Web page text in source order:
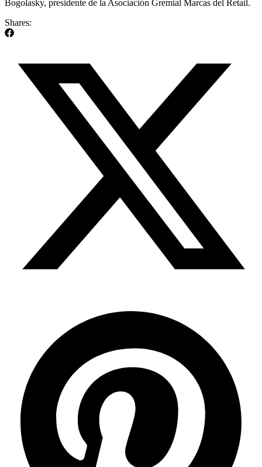
Bogolasky, presidente de la Asociación Gremial Marcas del Retail.
Shares: